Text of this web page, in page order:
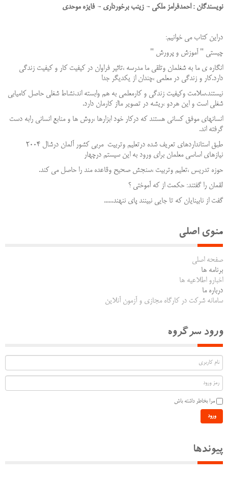
نویسندگان : احمدفرامز ملکی - زینب برخورداری - فایزه موحدی
دراین کتاب می خوانیم:
چیستی " آموزش و پرورش "
انگاره ی ما به شغلمان وتلقی ما مدرسه ،تاثیر فراوان در کیفیت کار و کیفیت زندگی
دارد.کار و زندگی در معلمی ،چندان از یکدیگر جدا
نیستند.سلامت وکیفیت زندگی و کارمعلمی به هم وابسته اند.نشاط شغلی حاصل کامیابی
شغلی است و این هردو ،ریشه در تصویر مااز کارمان دارد.
انسانهای موفق کسانی هستند که درکار خود ابزارها ،روش ها و منابع انسانی رابه دست
گرفته اند.
طبق استانداردهای تعریف شده درتعلیم وتربیت مربی کشور آلمان درشال 2004
نیازهای اساسی معلمان برای ورود به این سیستم درچهار
حوزه تدریس ،تعلیم وتربیت ،سنجش صحیح وقاعده مند را حاصل می کند.
لقمان را گفتند: حکمت از که آموختی ؟
گفت از نابینایان که تا جایی نبینند پای ننهند......
منوی اصلی
صفحه اصلی
برنامه ها
اخبارو اطلاعیه ها
درباره ما
سامانه شرکت در کارگاه مجازی و آزمون آنلاین
ورود سرگروه
مرا بخاطر داشته باش
ورود
پیوندها